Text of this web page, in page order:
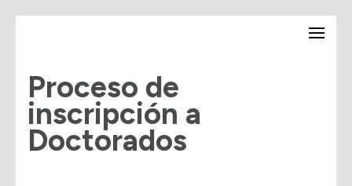
contenido
(presiona
Secretaría de Posgrado –
UNQ
Proceso de
inscripción a
Doctorados